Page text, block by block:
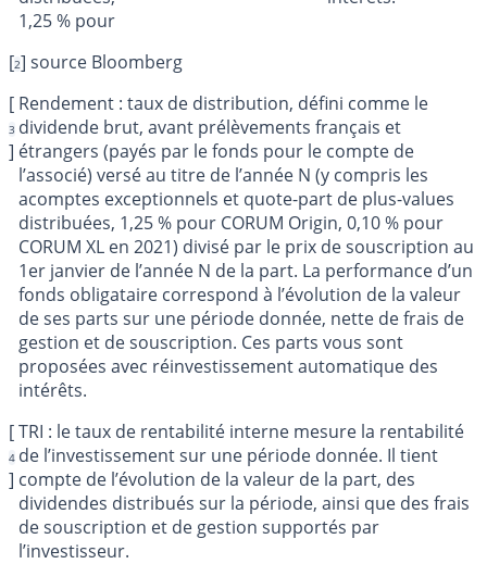
1,25 % pour
[2] source Bloomberg
[
3
]
Rendement : taux de distribution, défini comme le
dividende brut, avant prélèvements français et
étrangers (payés par le fonds pour le compte de
l’associé) versé au titre de l’année N (y compris les
acomptes exceptionnels et quote-part de plus-values
distribuées, 1,25 % pour CORUM Origin, 0,10 % pour
CORUM XL en 2021) divisé par le prix de souscription au
1er janvier de l’année N de la part. La performance d’un
fonds obligataire correspond à l’évolution de la valeur
de ses parts sur une période donnée, nette de frais de
gestion et de souscription. Ces parts vous sont
proposées avec réinvestissement automatique des
intérêts.
[
4
]
TRI : le taux de rentabilité interne mesure la rentabilité
de l’investissement sur une période donnée. Il tient
compte de l’évolution de la valeur de la part, des
dividendes distribués sur la période, ainsi que des frais
de souscription et de gestion supportés par
l’investisseur.